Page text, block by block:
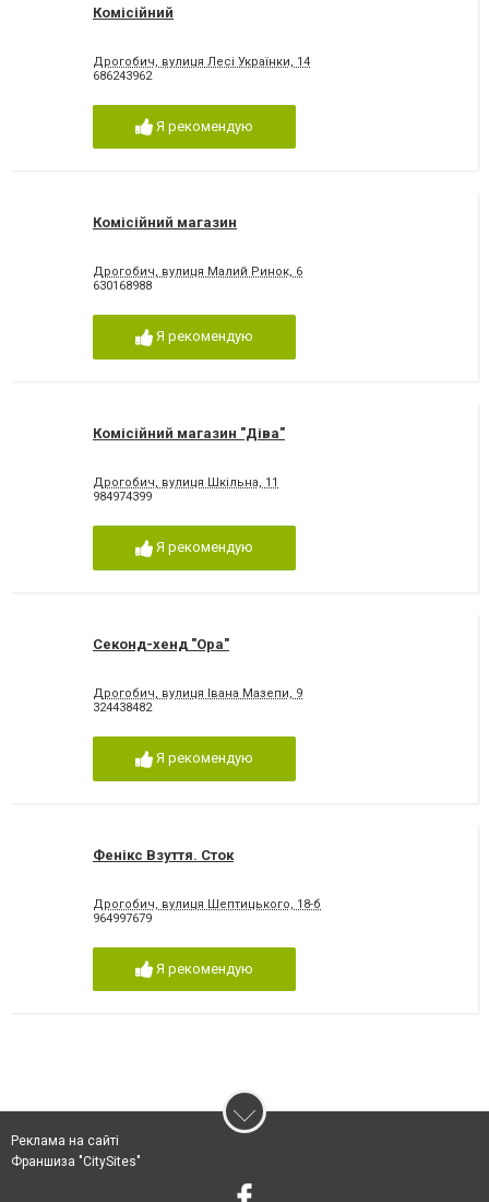
Комісійний
Дрогобич, вулиця Лесі Українки, 14
686243962
Я рекомендую
Комісійний магазин
Дрогобич, вулиця Малий Ринок, 6
630168988
Я рекомендую
Комісійний магазин "Діва"
Дрогобич, вулиця Шкільна, 11
984974399
Я рекомендую
Секонд-хенд "Ора"
Дрогобич, вулиця Івана Мазепи, 9
324438482
Я рекомендую
Фенікс Взуття. Сток
Дрогобич, вулиця Шептицького, 18-б
964997679
Я рекомендую
Реклама на сайті
Франшиза "CitySites"